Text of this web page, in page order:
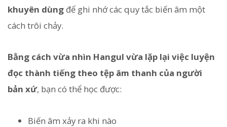
khuyên dùng để ghi nhớ các quy tắc biến âm một
cách trôi chảy.
Bằng cách vừa nhìn Hangul vừa lặp lại việc luyện
đọc thành tiếng theo tệp âm thanh của người
bản xứ, bạn có thể học được:
Biến âm xảy ra khi nào